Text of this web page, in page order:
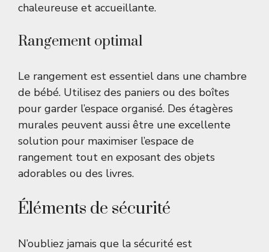
chaleureuse et accueillante.
Rangement optimal
Le rangement est essentiel dans une chambre
de bébé. Utilisez des paniers ou des boîtes
pour garder l’espace organisé. Des étagères
murales peuvent aussi être une excellente
solution pour maximiser l’espace de
rangement tout en exposant des objets
adorables ou des livres.
Éléments de sécurité
N’oubliez jamais que la sécurité est